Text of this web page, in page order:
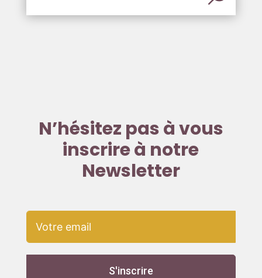
N’hésitez pas à vous
inscrire à notre
Newsletter
S'inscrire